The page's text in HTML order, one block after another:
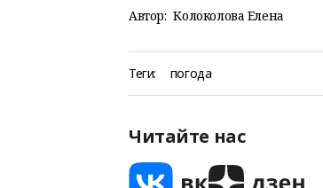
Автор: Колоколова Елена
Теги: погода
Читайте нас